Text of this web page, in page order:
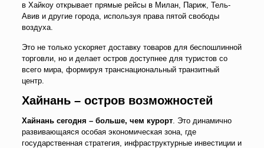
в Хайкоу открывает прямые рейсы в Милан, Париж, Тель-
Авив и другие города, используя права пятой свободы
воздуха.
Это не только ускоряет доставку товаров для беспошлинной
торговли, но и делает остров доступнее для туристов со
всего мира, формируя транснациональный транзитный
центр.
Хайнань –остров возможностей
Хайнань сегодня –больше, чем курорт. Это динамично
развивающаяся особая экономическая зона, где
государственная стратегия, инфраструктурные инвестиции и